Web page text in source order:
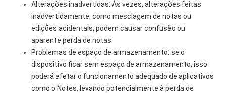
Alterações inadvertidas: Às vezes, alterações feitas
inadvertidamente, como mesclagem de notas ou
edições acidentais, podem causar confusão ou
aparente perda de notas.
Problemas de espaço de armazenamento: se o
dispositivo ficar sem espaço de armazenamento, isso
poderá afetar o funcionamento adequado de aplicativos
como o Notes, levando potencialmente à perda de